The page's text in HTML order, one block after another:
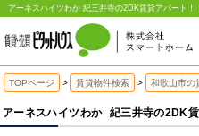
TOPページ 賃貸物件検索 和歌山市の
アーネスハイツわか 紀三井寺の2DK